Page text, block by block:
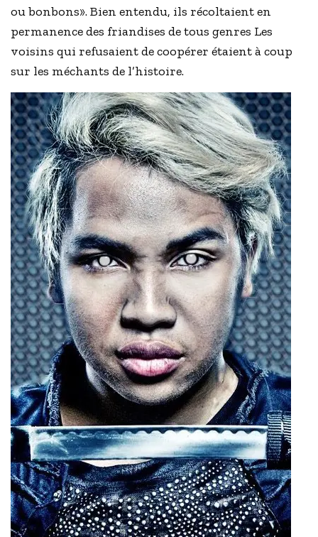
ou bonbons». Bien entendu, ils récoltaient en
permanence des friandises de tous genres Les
voisins qui refusaient de coopérer étaient à coup
sur les méchants de l’histoire.